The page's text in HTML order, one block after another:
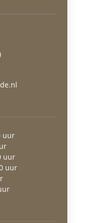
uur
uur
uur